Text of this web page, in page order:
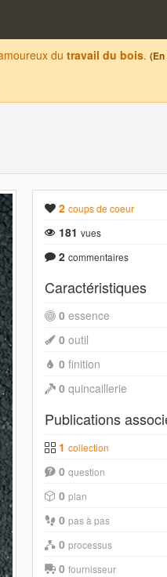
du travail du bois.
2 coups de coeur
181 vues
2 commentaires
Caractéristiques
0 essence
0 outil
0 finition
0 quincaillerie
Publications
1 collection
0 question
0 plan
0 pas à pas
0 processus
0 fournisseur